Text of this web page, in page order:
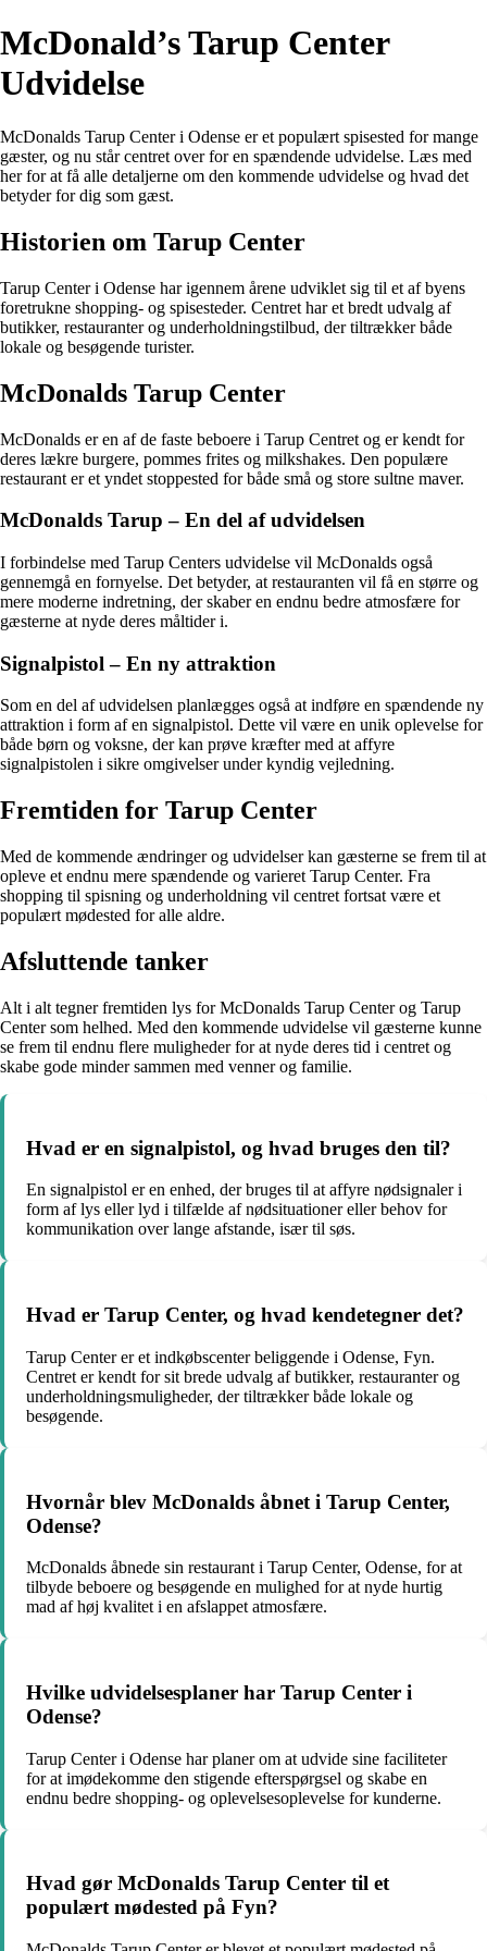
McDonald’s Tarup Center
Udvidelse
McDonalds Tarup Center i Odense er et populært spisested for mange
gæster, og nu står centret over for en spændende udvidelse. Læs med
her for at få alle detaljerne om den kommende udvidelse og hvad det
betyder for dig som gæst.
Historien om Tarup Center
Tarup Center i Odense har igennem årene udviklet sig til et af byens
foretrukne shopping- og spisesteder. Centret har et bredt udvalg af
butikker, restauranter og underholdningstilbud, der tiltrækker både
lokale og besøgende turister.
McDonalds Tarup Center
McDonalds er en af de faste beboere i Tarup Centret og er kendt for
deres lækre burgere, pommes frites og milkshakes. Den populære
restaurant er et yndet stoppested for både små og store sultne maver.
McDonalds Tarup – En del af udvidelsen
I forbindelse med Tarup Centers udvidelse vil McDonalds også
gennemgå en fornyelse. Det betyder, at restauranten vil få en større og
mere moderne indretning, der skaber en endnu bedre atmosfære for
gæsterne at nyde deres måltider i.
Signalpistol – En ny attraktion
Som en del af udvidelsen planlægges også at indføre en spændende ny
attraktion i form af en signalpistol. Dette vil være en unik oplevelse for
både børn og voksne, der kan prøve kræfter med at affyre
signalpistolen i sikre omgivelser under kyndig vejledning.
Fremtiden for Tarup Center
Med de kommende ændringer og udvidelser kan gæsterne se frem til at
opleve et endnu mere spændende og varieret Tarup Center. Fra
shopping til spisning og underholdning vil centret fortsat være et
populært mødested for alle aldre.
Afsluttende tanker
Alt i alt tegner fremtiden lys for McDonalds Tarup Center og Tarup
Center som helhed. Med den kommende udvidelse vil gæsterne kunne
se frem til endnu flere muligheder for at nyde deres tid i centret og
skabe gode minder sammen med venner og familie.
Hvad er en signalpistol, og hvad bruges den til?
En signalpistol er en enhed, der bruges til at affyre nødsignaler i
form af lys eller lyd i tilfælde af nødsituationer eller behov for
kommunikation over lange afstande, især til søs.
Hvad er Tarup Center, og hvad kendetegner det?
Tarup Center er et indkøbscenter beliggende i Odense, Fyn.
Centret er kendt for sit brede udvalg af butikker, restauranter og
underholdningsmuligheder, der tiltrækker både lokale og
besøgende.
Hvornår blev McDonalds åbnet i Tarup Center,
Odense?
McDonalds åbnede sin restaurant i Tarup Center, Odense, for at
tilbyde beboere og besøgende en mulighed for at nyde hurtig
mad af høj kvalitet i en afslappet atmosfære.
Hvilke udvidelsesplaner har Tarup Center i
Odense?
Tarup Center i Odense har planer om at udvide sine faciliteter
for at imødekomme den stigende efterspørgsel og skabe en
endnu bedre shopping- og oplevelsesoplevelse for kunderne.
Hvad gør McDonalds Tarup Center til et
populært mødested på Fyn?